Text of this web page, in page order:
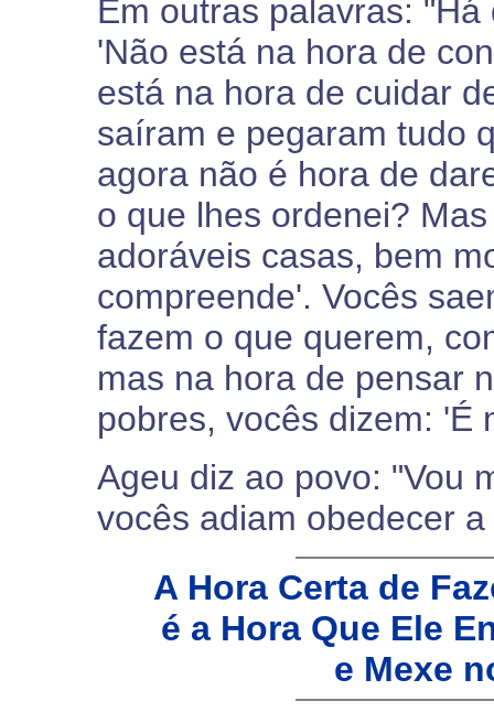
Em outras palavras:
'Não está na hora de
está na hora de cuidar
saíram e pegaram tudo
agora não é hora de
o que lhes ordenei?
adoráveis casas, bem
compreende'. Vocês
fazem o que querem,
mas na hora de pensar
pobres, vocês dizem: 'É
Ageu diz ao povo: "Vou
vocês adiam obedecer
A Hora Certa de
é a Hora Que Ele
e Mexe